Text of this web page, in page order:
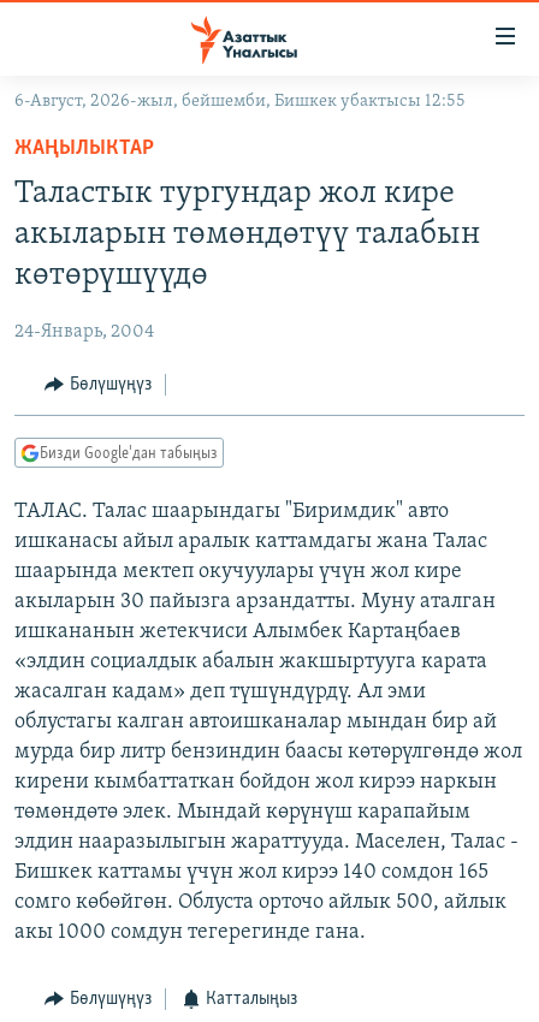
Навигацияга
өтүңүз
Издөөгө
салыңыз
МАДАНИЯТ
УКРАИНА
ТВ ПРОГРАММАЛАР
БҮГҮН АЗАТТЫКТА
ДАНИСТЕ
АЗАТТЫК+
ПОДКАСТ
ЭЕ/АРнун бардык сайттары
6-Август, 2026-жыл, бейшемби, Бишкек убактысы 12:55
ЖАҢЫЛЫКТАР
Таластык тургундар жол кире
акыларын төмөндөтүү талабын
көтөрүшүүдө
24-Январь, 2004
Бөлүшүңүз
Бизди Google'дан табыңыз
ТАЛАС. Талас шаарындагы "Биримдик" авто
ишканасы айыл аралык каттамдагы жана Талас
шаарында мектеп окучуулары үчүн жол кире
акыларын 30 пайызга арзандатты. Муну аталган
ишкананын жетекчиси Алымбек Картаңбаев
«элдин социалдык абалын жакшыртууга карата
жасалган кадам» деп түшүндүрдү. Ал эми
облустагы калган автоишканалар мындан бир ай
мурда бир литр бензиндин баасы көтөрүлгөндө жол
кирени кымбаттаткан бойдон жол кирээ наркын
төмөндөтө элек. Мындай көрүнүш карапайым
элдин нааразылыгын жараттууда. Маселен, Талас -
Бишкек каттамы үчүн жол кирээ 140 сомдон 165
сомго көбөйгөн. Облуста орточо айлык 500, айлык
акы 1000 сомдун тегерегинде гана.
Бөлүшүңүз Катталыңыз